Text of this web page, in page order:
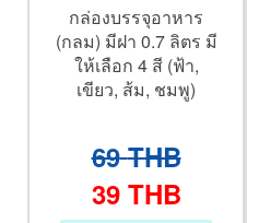
กล่องบรรจุอาหาร
(กลม) มีฝา 0.7 ลิตร มี
ให้เลือก 4 สี (ฟ้า,
เขียว, ส้ม, ชมพู)
69 THB
39 THB